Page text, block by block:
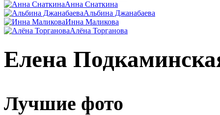
Анна Снаткина
Альбина Джанабаева
Инна Маликова
Алёна Торганова
Елена
Лучшие фото